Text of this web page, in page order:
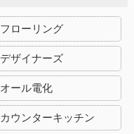
フローリング
デザイナーズ
オール電化
カウンターキッチン